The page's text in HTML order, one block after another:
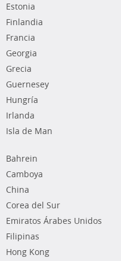
Estonia
Finlandia
Francia
Georgia
Grecia
Guernesey
Hungría
Irlanda
Isla de Man
Bahrein
Camboya
China
Corea del Sur
Emiratos Árabes Unidos
Filipinas
Hong Kong